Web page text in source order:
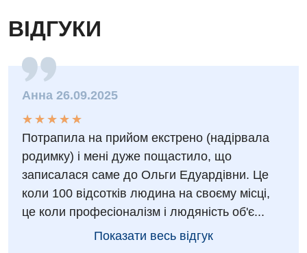
Дитяча офтальмологія
Дитяча хірургія
ВІДГУКИ
Анна 26.09.2025
★
★
★
★
★
★ ★ ★ ★ ★
Потрапила на прийом екстрено (надірвала
родимку) і мені дуже пощастило, що
записалася саме до Ольги Едуардівни. Це
коли 100 відсотків людина на своєму місці,
це коли професіоналізм і людяність об'є...
Показати весь відгук